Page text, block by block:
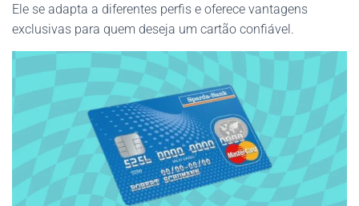
Ele se adapta a diferentes perfis e oferece vantagens
exclusivas para quem deseja um cartão confiável.